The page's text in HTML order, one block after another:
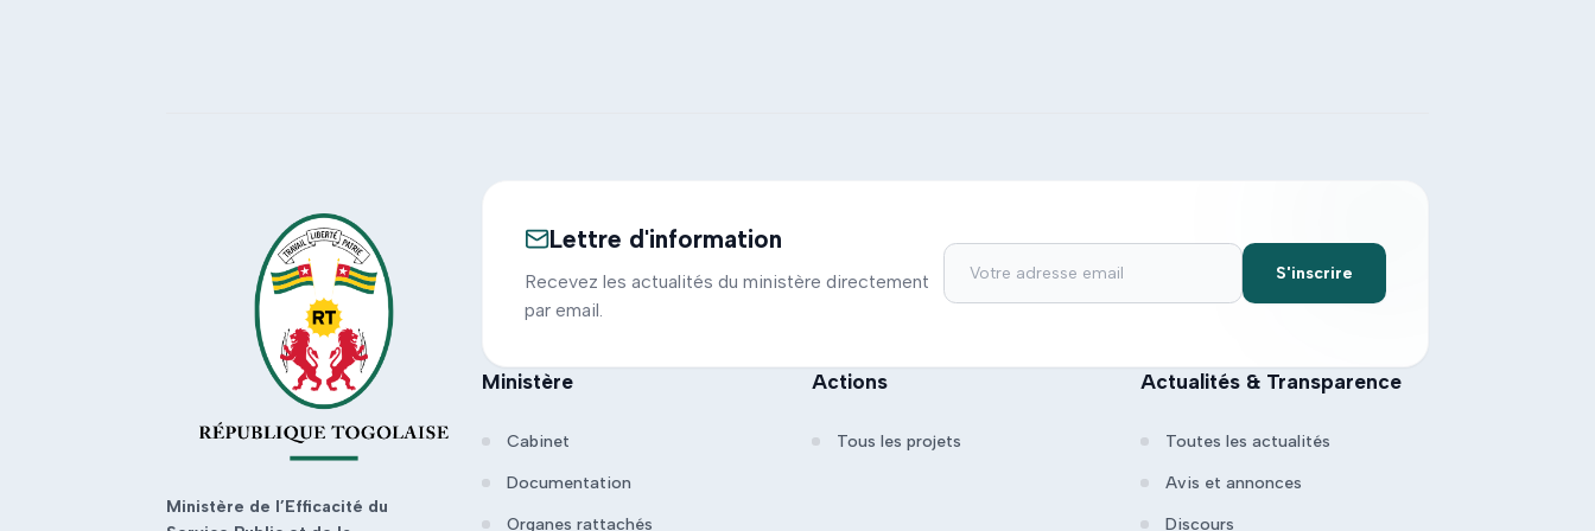
Ministère de l’Efficacité du
Lettre d'information
Recevez les actualités du ministère directement
par email.
S'inscrire
Ministère
Cabinet
Documentation
Organes rattachés
Actions
Tous les projets
Actualités & Transparence
Toutes les actualités
Avis et annonces
Discours